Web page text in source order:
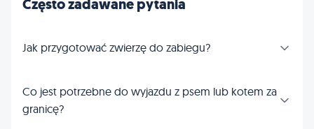
Często zadawane pytania
Jak przygotować zwierzę do zabiegu?
Co jest potrzebne do wyjazdu z psem lub kotem za
granicę?